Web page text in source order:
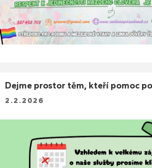
Dejme prostor těm, kteří pomoc
2.2.2026